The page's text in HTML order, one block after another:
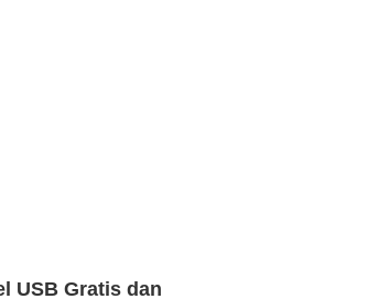
USB Gratis dan